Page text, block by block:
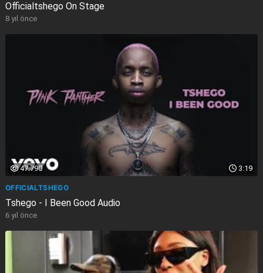
Officialtshego On Stage
8 yıl önce
3:19
47.790
OFFICIALTSHEGO
Tshego - I Been Good Audio
6 yıl önce